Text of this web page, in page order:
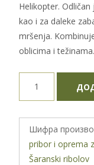
Helikopter.
kao i za daleke
mršenja.
oblicima i težinama.
CS3
количина
Шифра
pribor i oprema
Šaranski ribolov